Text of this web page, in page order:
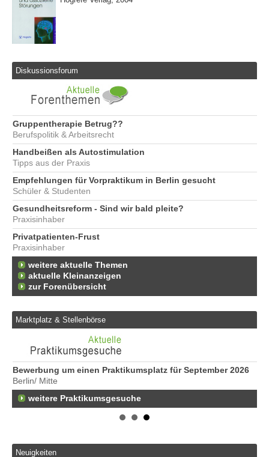
Diskussionsforum
Gruppentherapie Betrug??
Berufspolitik & Arbeitsrecht
Handbeißen als Autostimulation
Tipps aus der Praxis
Empfehlungen für Vorpraktikum in Berlin gesucht
Schüler & Studenten
Gesundheitsreform - Sind wir bald pleite?
Praxisinhaber
Privatpatienten-Frust
Praxisinhaber
weitere aktuelle Themen
aktuelle Kleinanzeigen
zur Forenübersicht
Marktplatz & Stellenbörse
Bewerbung um einen Praktikumsplatz für September 2026
Berlin/ Mitte
weitere Praktikumsgesuche
Neuigkeiten